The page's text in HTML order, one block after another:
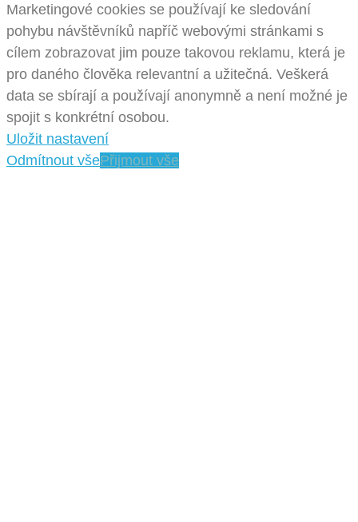
Marketingové cookies se používají ke sledování
pohybu návštěvníků napříč webovými stránkami s
cílem zobrazovat jim pouze takovou reklamu, která je
pro daného člověka relevantní a užitečná. Veškerá
data se sbírají a používají anonymně a není možné je
spojit s konkrétní osobou.
Uložit nastavení
Odmítnout všePřijmout vše